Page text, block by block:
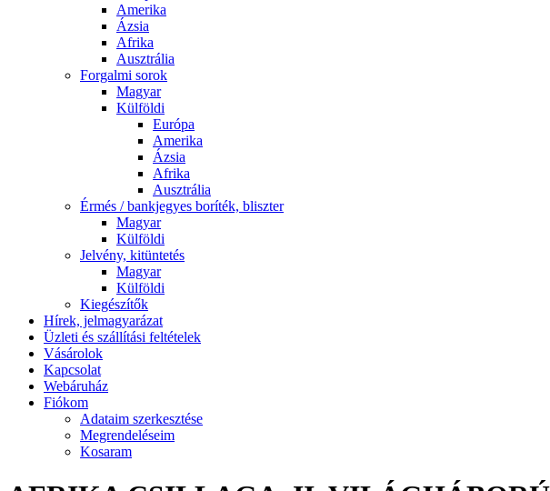
Amerika
Ázsia
Afrika
Ausztrália
Forgalmi sorok
Magyar
Külföldi
Európa
Amerika
Ázsia
Afrika
Ausztrália
Érmés / bankjegyes boríték, bliszter
Magyar
Külföldi
Jelvény, kitüntetés
Magyar
Külföldi
Kiegészítők
Hírek, jelmagyarázat
Üzleti és szállítási feltételek
Vásárolok
Kapcsolat
Webáruház
Fiókom
Adataim szerkesztése
Megrendeléseim
Kosaram